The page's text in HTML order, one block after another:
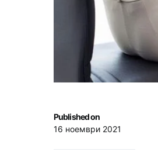
Published on
16 ноември 2021